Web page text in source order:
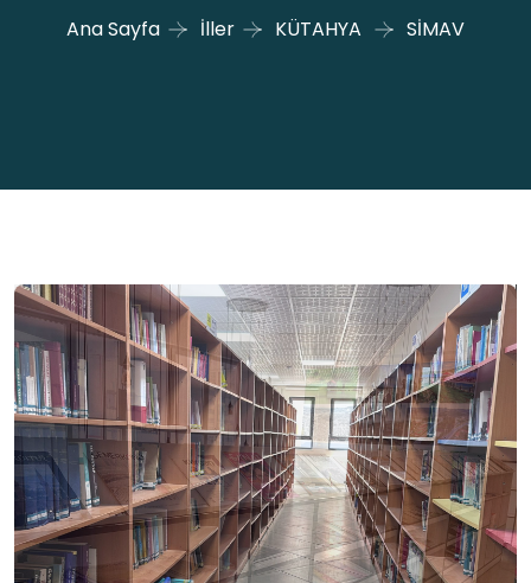
Ana Sayfa İller KÜTAHYA SİMAV